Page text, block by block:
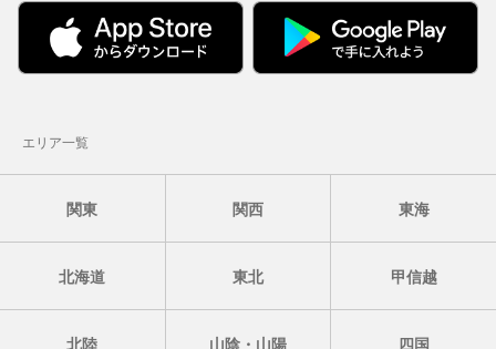
エリア一覧
関東 関西 東海
北海道 東北 甲信越
北陸 山陰・山陽 四国